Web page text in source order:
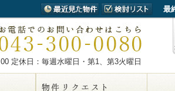
最
定休日：毎週水曜日・第1、第3火曜日